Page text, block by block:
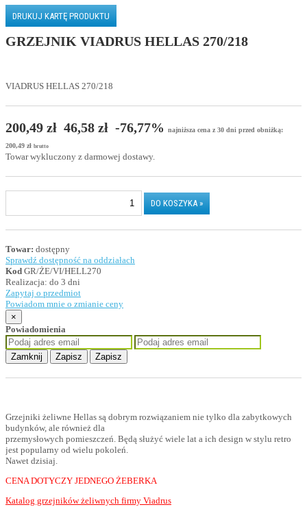
DRUKUJ KARTĘ PRODUKTU
GRZEJNIK VIADRUS HELLAS 270/218
VIADRUS HELLAS 270/218
200,49 zł 46,58 zł -76,77% najniższa cena z 30 dni przed obniżką:
200,49 zł brutto
Towar wykluczony z darmowej dostawy.
Towar: dostępny
Sprawdź dostępność na oddziałach
Kod GR/ŻE/VI/HELL270
Realizacja: do 3 dni
Zapytaj o przedmiot
Powiadom mnie o zmianie ceny
×
Powiadomienia
Zamknij Zapisz Zapisz
Grzejniki żeliwne Hellas są dobrym rozwiązaniem nie tylko dla zabytkowych
budynków, ale również dla
przemysłowych pomieszczeń. Będą służyć wiele lat a ich design w stylu retro
jest popularny od wielu pokoleń.
Nawet dzisiaj.
CENA DOTYCZY JEDNEGO ŻEBERKA
Katalog grzejników żeliwnych firmy Viadrus